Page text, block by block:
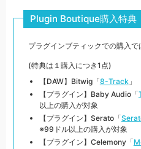
Plugin Boutique購入特典
プラグインブティックでの購入で
(特典は１購入につき1点)
【DAW】Bitwig「8-Track 」
【プラグイン】Baby Audio「
以上の購入が対象
【プラグイン】Serato「
※99ドル以上の購入が対象
【プラグイン】Celemony「